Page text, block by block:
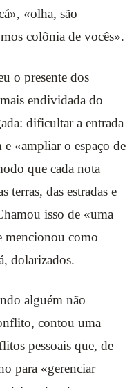
«olha, são
colônia de vocês».
o presente dos
endividada do
dificultar a entrada
«ampliar o espaço de
que cada nota
terras, das estradas e
isso de «uma
mencionou como
dolarizados.
alguém não
contou uma
pessoais que, de
para «gerenciar